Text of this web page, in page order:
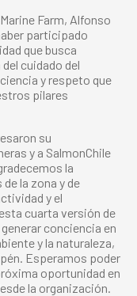
Farm, Alfonso
participado
que busca
cuidado del
y respeto que
pilares
su
y a SalmonChile
la
la zona y de
y el
cuarta versión de
conciencia en
y la naturaleza,
Esperamos poder
oportunidad en
la organización.